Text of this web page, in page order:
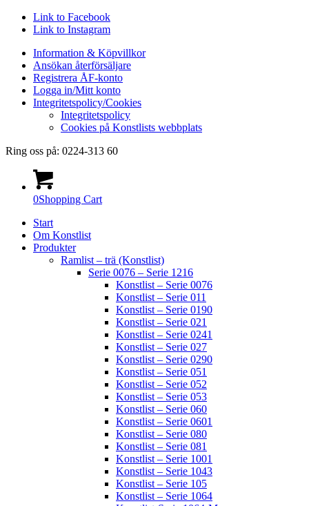
Link to Facebook
Link to Instagram
Information & Köpvillkor
Ansökan återförsäljare
Registrera ÅF-konto
Logga in/Mitt konto
Integritetspolicy/Cookies
Integritetspolicy
Cookies på Konstlists webbplats
Ring oss på: 0224-313 60
0Shopping Cart
Start
Om Konstlist
Produkter
Ramlist – trä (Konstlist)
Serie 0076 – Serie 1216
Konstlist – Serie 0076
Konstlist – Serie 011
Konstlist – Serie 0190
Konstlist – Serie 021
Konstlist – Serie 0241
Konstlist – Serie 027
Konstlist – Serie 0290
Konstlist – Serie 051
Konstlist – Serie 052
Konstlist – Serie 053
Konstlist – Serie 060
Konstlist – Serie 0601
Konstlist – Serie 080
Konstlist – Serie 081
Konstlist – Serie 1001
Konstlist – Serie 1043
Konstlist – Serie 105
Konstlist – Serie 1064